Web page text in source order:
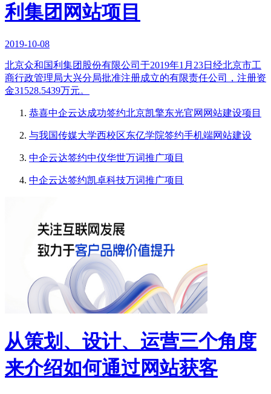
利集团网站项目
2019-10-08
北京众和国利集团股份有限公司于2019年1月23日经北京市工
商行政管理局大兴分局批准注册成立的有限责任公司，注册资
金31528.5439万元。
恭喜中企云达成功签约北京凯擎东光官网网站建设项目
与我国传媒大学西校区东亿学院签约手机端网站建设
中企云达签约中仪华世万词推广项目
中企云达签约凯卓科技万词推广项目
从策划、设计、运营三个角度
来介绍如何通过网站获客